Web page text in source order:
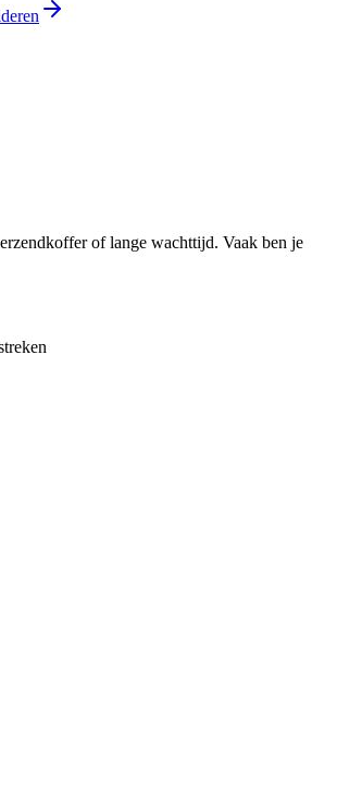
of lange wachttijd. Vaak ben je